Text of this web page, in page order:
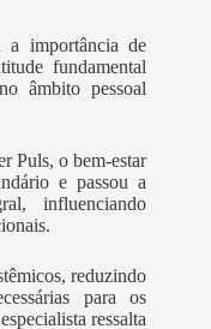
a importância de
fundamental
âmbito pessoal
Puls, o bem-estar
e passou a
influenciando
reduzindo
para os
ressalta